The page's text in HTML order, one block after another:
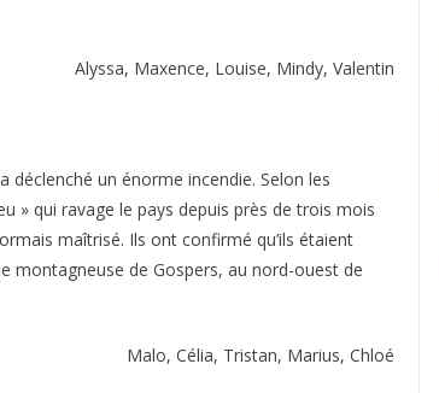
Alyssa, Maxence, Louise, Mindy, Valentin
déclenché un énorme incendie. Selon les
» qui ravage le pays depuis près de trois mois
maîtrisé. Ils ont confirmé qu’ils étaient
montagneuse de Gospers, au nord-ouest de
Malo, Célia, Tristan, Marius, Chloé